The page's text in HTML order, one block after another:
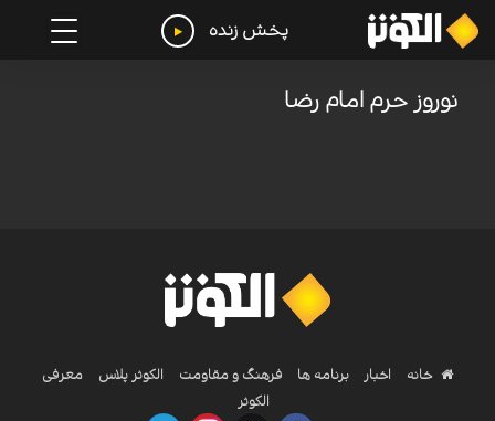
پخش زنده
نوروز حرم امام رضا
خانه اخبار برنامه ها فرهنگ و مقاومت الکوثر پلاس
معرفی
الکوثر